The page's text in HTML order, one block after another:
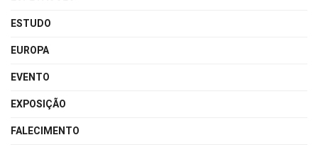
ESTUDO
EUROPA
EVENTO
EXPOSIÇÃO
FALECIMENTO